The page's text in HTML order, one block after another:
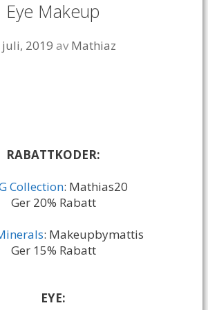
Makeup
juli, 2019 avMathiaz
RABATTKODER:
Collection: Mathias20
Ger 20% Rabatt
: Makeupbymattis
Ger 15% Rabatt
EYE: